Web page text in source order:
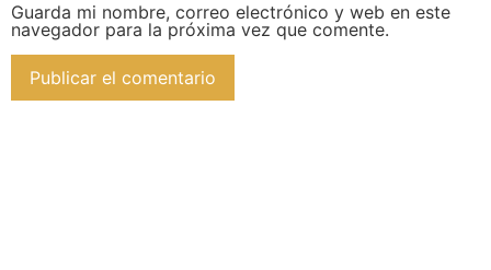
Guarda mi nombre, correo electrónico y web en este
navegador para la próxima vez que comente.